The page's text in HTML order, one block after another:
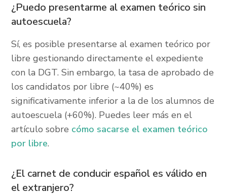
¿Puedo presentarme al examen teórico sin
autoescuela?
Sí, es posible presentarse al examen teórico por
libre gestionando directamente el expediente
con la DGT. Sin embargo, la tasa de aprobado de
los candidatos por libre (~40%) es
significativamente inferior a la de los alumnos de
autoescuela (+60%). Puedes leer más en el
artículo sobre cómo sacarse el examen teórico
por libre.
¿El carnet de conducir español es válido en
el extranjero?